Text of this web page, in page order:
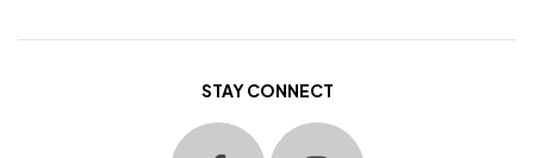
STAY CONNECT